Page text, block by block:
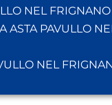
NEL FRIGNANO
ASTA PAVULLO
NEL